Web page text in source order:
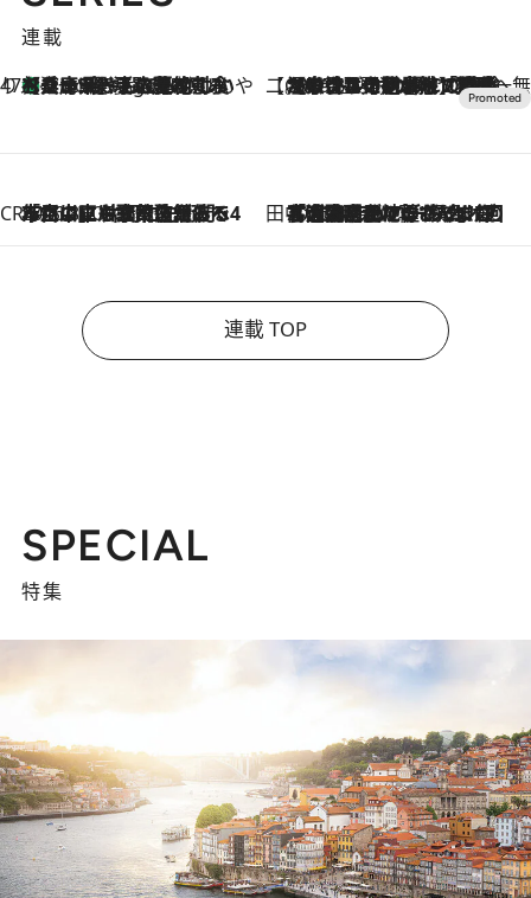
連載
47都道府県の手みやげ ひんやりスイーツで夏を満喫
3 Hours Ago
【兵庫県】この夏絶対食べたい 冷やしておいしいおやつ3選 淡路島の恵みをジェラートに集約 【CREA×星野リゾート】唯一無二。癒しと発見が待つ場所へ
2026.8.7
【トンボの足水浴】ヒノキの香りに包まれて涼感マックス！約13℃の湧水かけ流しを避暑地「星野温泉 トンボの湯」で体験
CREA'S CHOICE
2026.8.7
「立川にも歌舞伎があるんだよ」 片岡仁左衛門・市川中車ら豪華座組みで4年目の立川立飛歌舞伎へ 田中稲の勝手に再ブーム
2026.8.7
「湘南乃風に憧れて」観客大盛上がりの“タオル回し”に、ラッパー顔負けの高速歌唱まで…さだまさし（74）のアグレッシブすぎる現在地
連載 TOP
SPECIAL
特集